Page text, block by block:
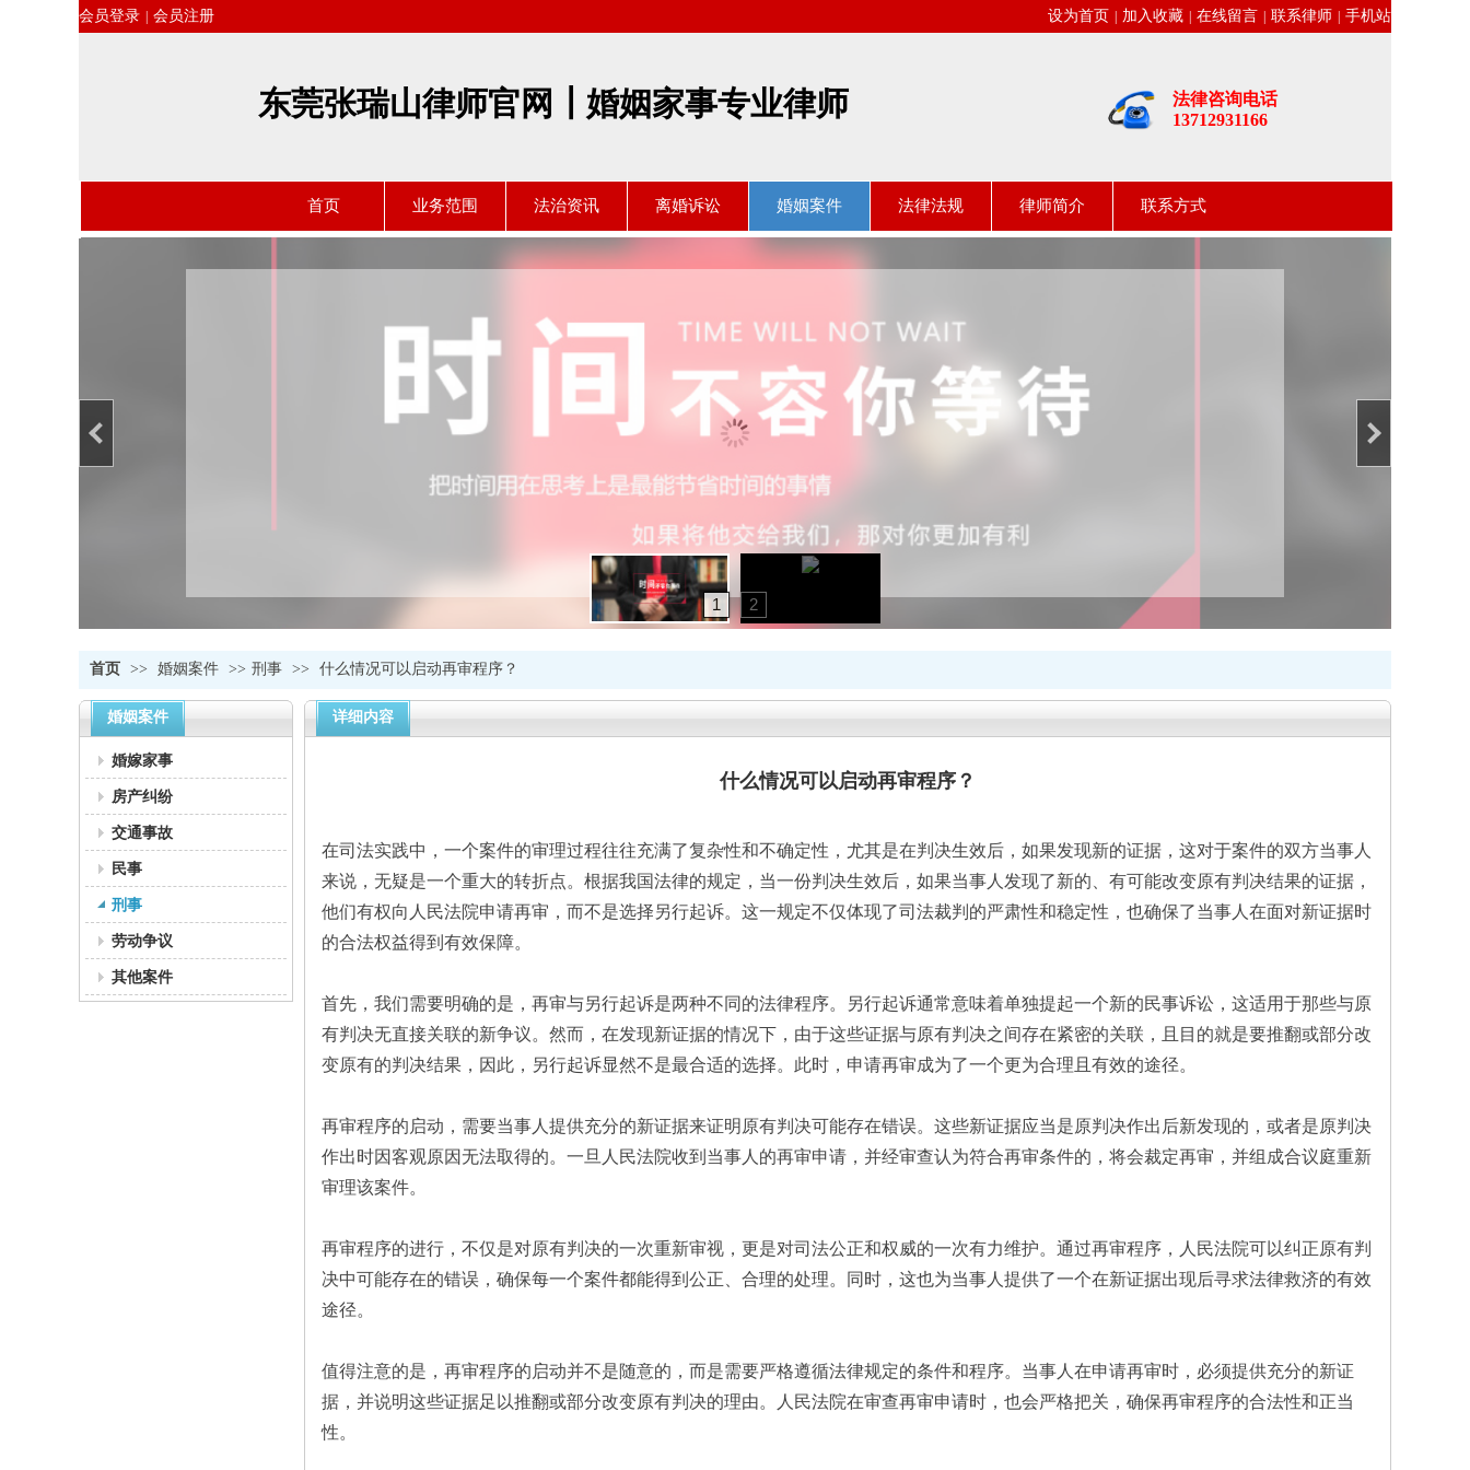
东莞张瑞山律师官网┃婚姻家事专业律师
法律咨询电话
13712931166
首页 业务范围 法治资讯 离婚诉讼 婚姻案件 法律法规 律师简介 联系方式
会员登录 会员注册 设为首页 加入收藏 在线留言 联系律师 手机站
1 2
首页 >> 婚姻案件 >> 刑事 >> 什么情况可以启动再审程序？
婚姻案件
婚嫁家事
房产纠纷
交通事故
民事
刑事
劳动争议
其他案件
详细内容
什么情况可以启动再审程序？
在司法实践中，一个案件的审理过程往往充满了复杂性和不确定性，尤其是在判决生效后，如果发现新的证据，这对于案件的双方当事人
来说，无疑是一个重大的转折点。根据我国法律的规定，当一份判决生效后，如果当事人发现了新的、有可能改变原有判决结果的证据，
他们有权向人民法院申请再审，而不是选择另行起诉。这一规定不仅体现了司法裁判的严肃性和稳定性，也确保了当事人在面对新证据时
的合法权益得到有效保障。
首先，我们需要明确的是，再审与另行起诉是两种不同的法律程序。另行起诉通常意味着单独提起一个新的民事诉讼，这适用于那些与原
有判决无直接关联的新争议。然而，在发现新证据的情况下，由于这些证据与原有判决之间存在紧密的关联，且目的就是要推翻或部分改
变原有的判决结果，因此，另行起诉显然不是最合适的选择。此时，申请再审成为了一个更为合理且有效的途径。
再审程序的启动，需要当事人提供充分的新证据来证明原有判决可能存在错误。这些新证据应当是原判决作出后新发现的，或者是原判决
作出时因客观原因无法取得的。一旦人民法院收到当事人的再审申请，并经审查认为符合再审条件的，将会裁定再审，并组成合议庭重新
审理该案件。
再审程序的进行，不仅是对原有判决的一次重新审视，更是对司法公正和权威的一次有力维护。通过再审程序，人民法院可以纠正原有判
决中可能存在的错误，确保每一个案件都能得到公正、合理的处理。同时，这也为当事人提供了一个在新证据出现后寻求法律救济的有效
途径。
值得注意的是，再审程序的启动并不是随意的，而是需要严格遵循法律规定的条件和程序。当事人在申请再审时，必须提供充分的新证
据，并说明这些证据足以推翻或部分改变原有判决的理由。人民法院在审查再审申请时，也会严格把关，确保再审程序的合法性和正当
性。